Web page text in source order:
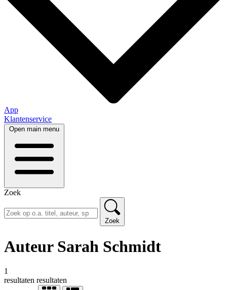
App
Klantenservice
Open main menu
Zoek
Zoek
Auteur Sarah Schmidt
1
resultaten resultaten